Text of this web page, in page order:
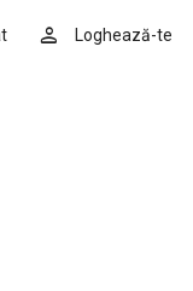
person Loghează-te